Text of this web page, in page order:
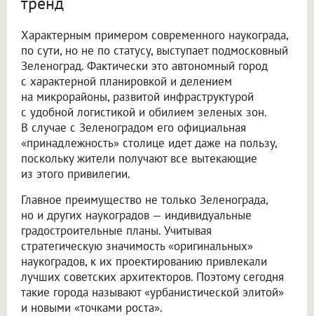
Характерным примером современного наукограда,
по сути, но не по статусу, выступает подмосковный
Зеленоград. Фактически это автономный город
с характерной планировкой и делением
на микрорайоны, развитой инфраструктурой
с удобной логистикой и обилием зеленых зон.
В случае с Зеленоградом его официальная
«принадлежность» столице идет даже на пользу,
поскольку жители получают все вытекающие
из этого привилегии.
Главное преимущество не только Зеленограда,
но и других наукоградов — индивидуальные
градостроительные планы. Учитывая
стратегическую значимость «оригинальных»
наукоградов, к их проектированию привлекали
лучших советских архитекторов. Поэтому сегодня
такие города называют «урбанистической элитой»
и новыми «точками роста».